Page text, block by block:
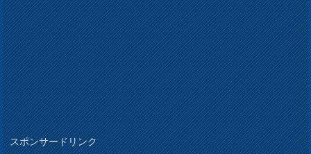
スポンサードリンク